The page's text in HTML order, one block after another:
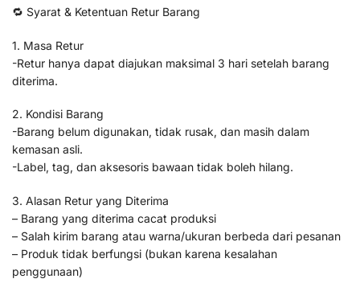
🔁 Syarat & Ketentuan Retur Barang
1. Masa Retur
-Retur hanya dapat diajukan maksimal 3 hari setelah barang
diterima.
2. Kondisi Barang
-Barang belum digunakan, tidak rusak, dan masih dalam
kemasan asli.
-Label, tag, dan aksesoris bawaan tidak boleh hilang.
3. Alasan Retur yang Diterima
– Barang yang diterima cacat produksi
– Salah kirim barang atau warna/ukuran berbeda dari pesanan
– Produk tidak berfungsi (bukan karena kesalahan
penggunaan)